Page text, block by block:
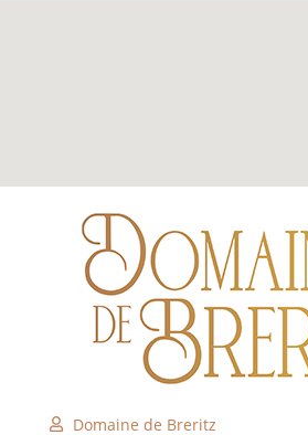
Domaine de Breritz